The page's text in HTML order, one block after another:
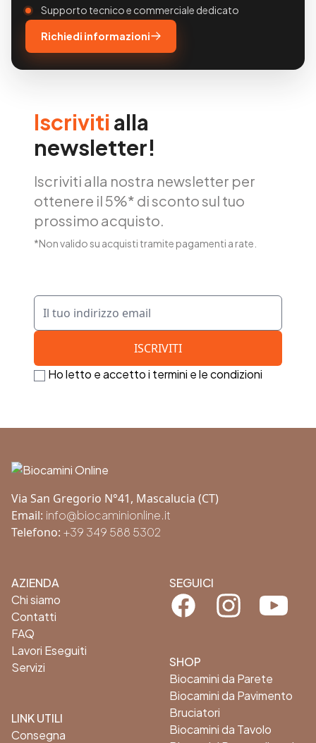
Supporto tecnico e commerciale dedicato
Richiedi informazioni
Iscriviti alla
newsletter!
Iscriviti alla nostra newsletter per
ottenere il 5%* di sconto sul tuo
prossimo acquisto.
*Non valido su acquisti tramite pagamenti a rate.
Ho letto e accetto i termini e le condizioni
Via San Gregorio N°41, Mascalucia (CT)
Email: info@biocaminionline.it
Telefono: +39 349 588 5302
AZIENDA
Chi siamo
Contatti
FAQ
Lavori Eseguiti
Servizi
LINK UTILI
Consegna
SEGUICI
FacebookInstagramYoutube
SHOP
Biocamini da Parete
Biocamini da Pavimento
Bruciatori
Biocamini da Tavolo